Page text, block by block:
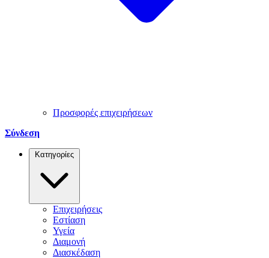
Προσφορές επιχειρήσεων
Σύνδεση
Κατηγορίες
Επιχειρήσεις
Εστίαση
Υγεία
Διαμονή
Διασκέδαση